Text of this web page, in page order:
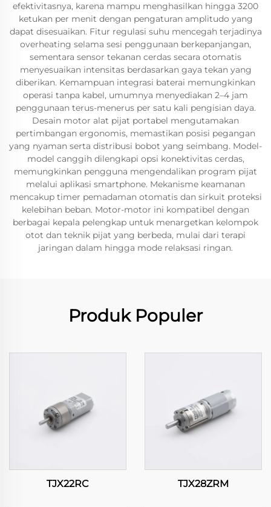
efektivitasnya, karena mampu menghasilkan hingga 3200
ketukan per menit dengan pengaturan amplitudo yang
dapat disesuaikan. Fitur regulasi suhu mencegah terjadinya
overheating selama sesi penggunaan berkepanjangan,
sementara sensor tekanan cerdas secara otomatis
menyesuaikan intensitas berdasarkan gaya tekan yang
diberikan. Kemampuan integrasi baterai memungkinkan
operasi tanpa kabel, umumnya menyediakan 2–4 jam
penggunaan terus-menerus per satu kali pengisian daya.
Desain motor alat pijat portabel mengutamakan
pertimbangan ergonomis, memastikan posisi pegangan
yang nyaman serta distribusi bobot yang seimbang. Model-
model canggih dilengkapi opsi konektivitas cerdas,
memungkinkan pengguna mengendalikan program pijat
melalui aplikasi smartphone. Mekanisme keamanan
mencakup timer pemadaman otomatis dan sirkuit proteksi
kelebihan beban. Motor-motor ini kompatibel dengan
berbagai kepala pelengkap untuk menargetkan kelompok
otot dan teknik pijat yang berbeda, mulai dari terapi
jaringan dalam hingga mode relaksasi ringan.
Produk Populer
TJX22RC TJX28ZRM